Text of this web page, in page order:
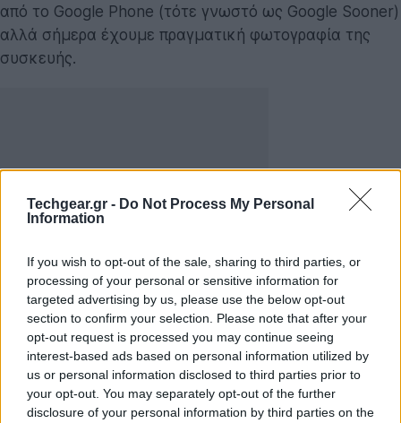
Techgear.gr - Do Not Process My Personal
Information
If you wish to opt-out of the sale, sharing to third parties, or
processing of your personal or sensitive information for
targeted advertising by us, please use the below opt-out
section to confirm your selection. Please note that after your
opt-out request is processed you may continue seeing
interest-based ads based on personal information utilized by
us or personal information disclosed to third parties prior to
your opt-out. You may separately opt-out of the further
disclosure of your personal information by third parties on the
από το Google Phone (τότε γνωστό ως Google Sooner)
αλλά σήμερα έχουμε πραγματική φωτογραφία της
συσκευής.
Ο developer Steven Troughton-Smith ισχυρίζεται ότι
έχει στα χέρια του το Google Sooner -που βλέπετε
στην παραπάνω φωτογραφία- που τρέχει μια έκδοση
του Android από τις 15 Μαΐου 2007 και προσφέρει μια
σειρά φωτογραφιών από την ίδια τη συσκευή αλλά